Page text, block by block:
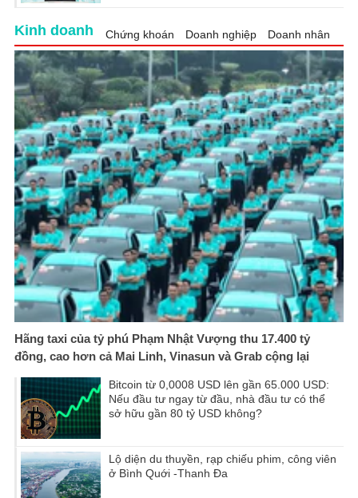
Kinh doanh Chứng khoán Doanh nghiệp Doanh nhân
Hãng taxi của tỷ phú Phạm Nhật Vượng thu 17.400 tỷ
đồng, cao hơn cả Mai Linh, Vinasun và Grab cộng lại
Bitcoin từ 0,0008 USD lên gần 65.000 USD:
Nếu đầu tư ngay từ đầu, nhà đầu tư có thể
sở hữu gần 80 tỷ USD không?
Lộ diện du thuyền, rạp chiếu phim, công viên
ở Bình Quới -Thanh Đa